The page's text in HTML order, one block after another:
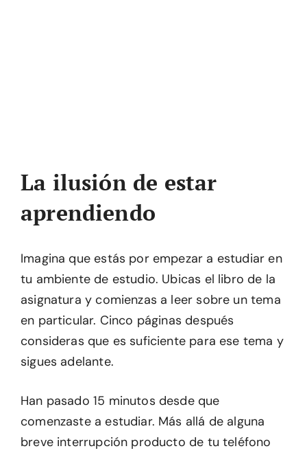
La ilusión de estar
aprendiendo
Imagina que estás por empezar a estudiar en
tu ambiente de estudio. Ubicas el libro de la
asignatura y comienzas a leer sobre un tema
en particular. Cinco páginas después
consideras que es suficiente para ese tema y
sigues adelante.
Han pasado 15 minutos desde que
comenzaste a estudiar. Más allá de alguna
breve interrupción producto de tu teléfono